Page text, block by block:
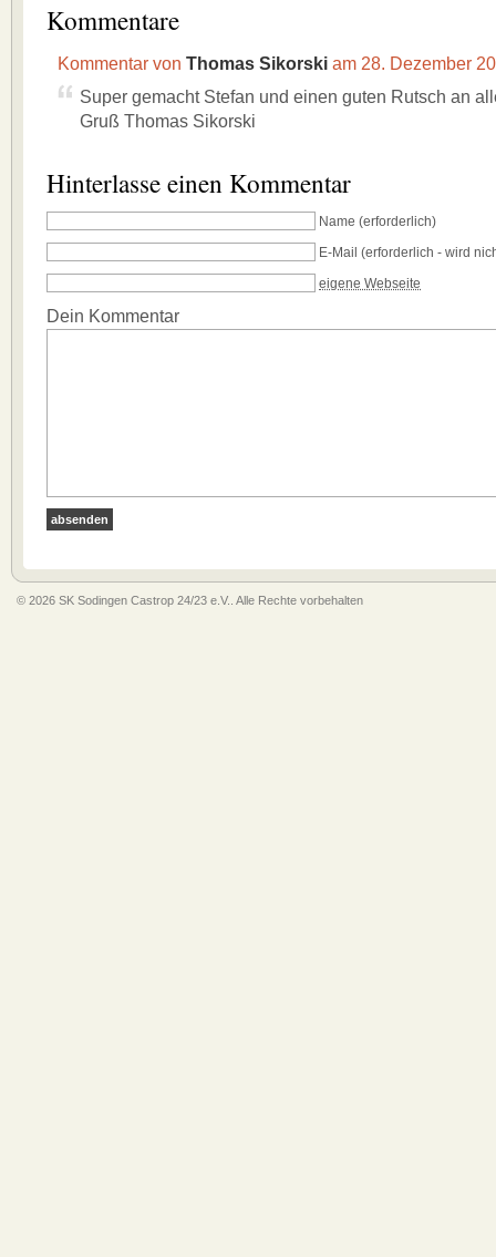
Kommentare
Kommentar von Thomas Sikorski am 28. Dezember
Super gemacht Stefan und einen guten Rutsch an
Gruß Thomas Sikorski
Hinterlasse einen Kommentar
Name (erforderlich)
E-Mail (erforderlich - wird
eigene Webseite
Dein Kommentar
© 2026 SK Sodingen Castrop 24/23 e.V.. Alle Rechte vorbehalten